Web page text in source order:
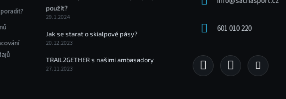
použít?
29.1.2024
Jak se starat o skialpové pásy?
20.12.2023
TRAIL2GETHER s našimi ambasadory
27.11.2023
601 010 220